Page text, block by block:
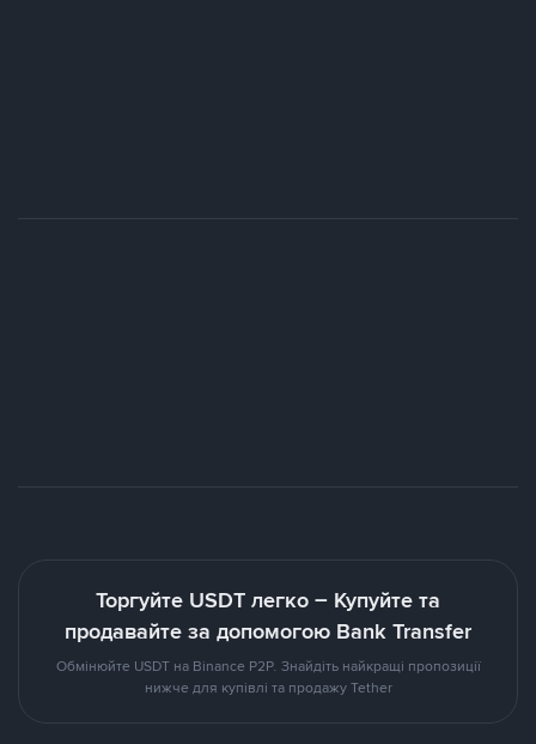
Торгуйте USDT легко – Купуйте та
продавайте за допомогою Bank Transfer
Обмінюйте USDT на Binance P2P. Знайдіть найкращі пропозиції
нижче для купівлі та продажу Tether